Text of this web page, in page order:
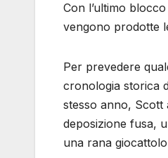
Con l’ultimo
vengono prodotte
Per prevedere
cronologia storica
stesso anno, Scott
deposizione fusa,
una rana